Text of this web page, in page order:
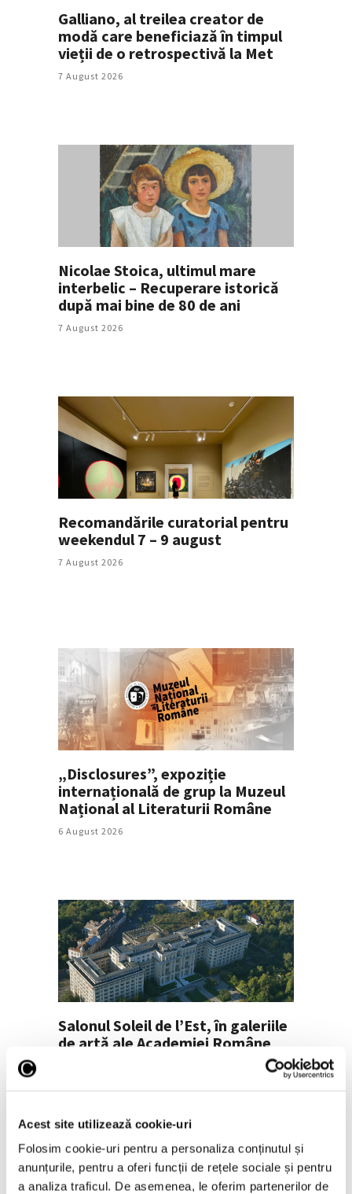
Acest site utilizează cookie-uri
Folosim cookie-uri pentru a personaliza conținutul și
anunțurile, pentru a oferi funcții de rețele sociale și pentru
a analiza traficul. De asemenea, le oferim partenerilor de
Galliano, al treilea creator de
modă care beneficiază în timpul
vieții de o retrospectivă la Met
7 August 2026
Nicolae Stoica, ultimul mare
interbelic – Recuperare istorică
după mai bine de 80 de ani
7 August 2026
Recomandările curatorial pentru
weekendul 7 – 9 august
7 August 2026
„Disclosures”, expoziție
internațională de grup la Muzeul
Național al Literaturii Române
6 August 2026
Salonul Soleil de l’Est, în galeriile
de artă ale Academiei Române
Articole recente